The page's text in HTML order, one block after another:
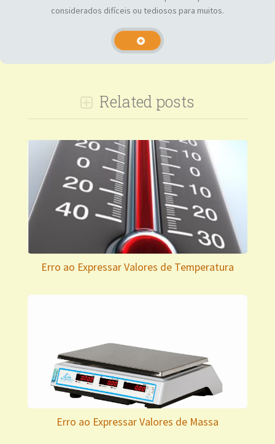
considerados difíceis ou tediosos para muitos.
Related posts
Erro ao Expressar Valores de Temperatura
Erro ao Expressar Valores de Massa